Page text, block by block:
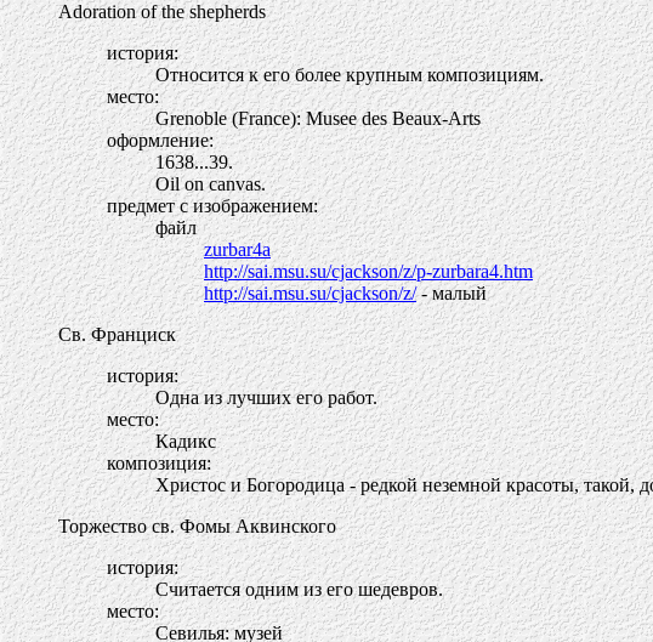
Adoration of the shepherds
история:
Относится к его более крупным композициям.
место:
Grenoble (France): Musee des Beaux-Arts
оформление:
1638...39.
Oil on canvas.
предмет с изображением:
файл
zurbar4a
http://sai.msu.su/cjackson/z/p-zurbara4.htm
http://sai.msu.su/cjackson/z/- малый
Св. Франциск
история:
Одна из лучших его работ.
место:
Кадикс
композиция:
Христос и Богородица - редкой неземной красоты, такой,
Торжество св. Фомы Аквинского
история:
Считается одним из его шедевров.
место:
Севилья: музей